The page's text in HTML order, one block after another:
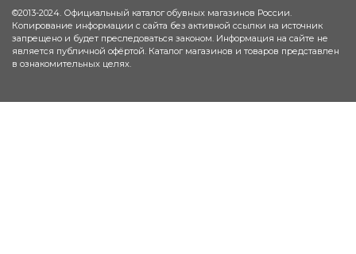
©2013-2024. Официальный каталог обувных магазинов России.
Копирование информации с сайта без активной ссылки на источник
запрещено и будет преследоваться законом. Информация на сайте не
является публичной офёртой. Каталог магазинов и товаров представлен
в ознакомительных целях.